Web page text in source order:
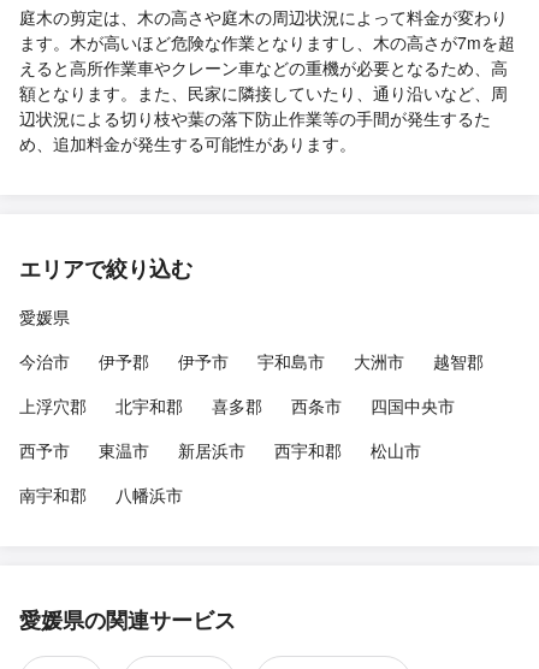
庭木の剪定は、木の高さや庭木の周辺状況によって料金が変わり
ます。木が高いほど危険な作業となりますし、木の高さが7mを超
えると高所作業車やクレーン車などの重機が必要となるため、高
額となります。また、民家に隣接していたり、通り沿いなど、周
辺状況による切り枝や葉の落下防止作業等の手間が発生するた
め、追加料金が発生する可能性があります。
エリアで絞り込む
愛媛県
今治市
伊予郡 伊予市 宇和島市 大洲市
越智郡
上浮穴郡
北宇和郡 喜多郡 西条市
四国中央市
西予市
東温市 新居浜市 西宇和郡
松山市
南宇和郡
八幡浜市
愛媛県の関連サービス